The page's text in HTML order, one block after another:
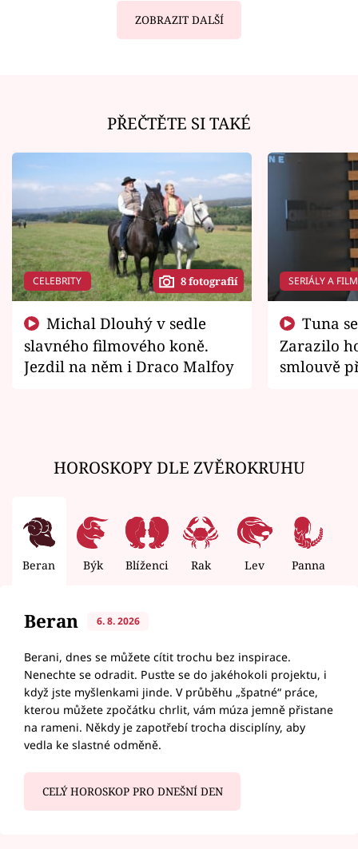
ZOBRAZIT DALŠÍ
PŘEČTĚTE SI TAKÉ
CELEBRITY 8 fotografií
slavného filmového koně.
Jezdil na něm i Draco Malfoy
SERIÁLY A
Zarazilo
smlouvě
HOROSKOPY DLE ZVĚROKRUHU
Beran Býk Blíženci Rak Lev Panna
Beran 6. 8. 2026
Berani, dnes se můžete cítit trochu bez inspirace.
Nenechte se odradit. Pusťte se do jakéhokoli projektu, i
když jste myšlenkami jinde. V průběhu „špatné“ práce,
kterou můžete zpočátku chrlit, vám múza jemně přistane
na rameni. Někdy je zapotřebí trocha disciplíny, aby
vedla ke slastné odměně.
CELÝ HOROSKOP PRO DNEŠNÍ DEN